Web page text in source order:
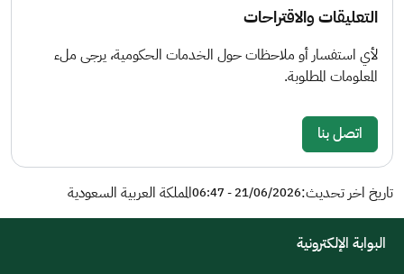
التعليقات والاقتراحات
لأي استفسار أو ملاحظات حول الخدمات الحكومية، يرجى ملء
المعلومات المطلوبة.
اتصل بنا
تاريخ اخر تحديث:21/06/2026 - 06:47 المملكة العربية السعودية
البوابة الإلكترونية